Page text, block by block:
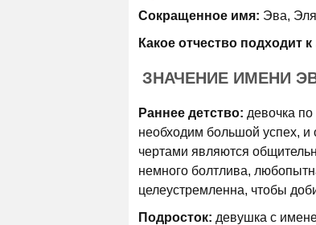
Сокращенное имя: Эва,
Какое отчество подходит
ЗНАЧЕНИЕ ИМЕНИ
Раннее детство: девочка
необходим большой успех,
чертами являются
немного болтлива,
целеустремленна, чтобы
Подросток: девушка с